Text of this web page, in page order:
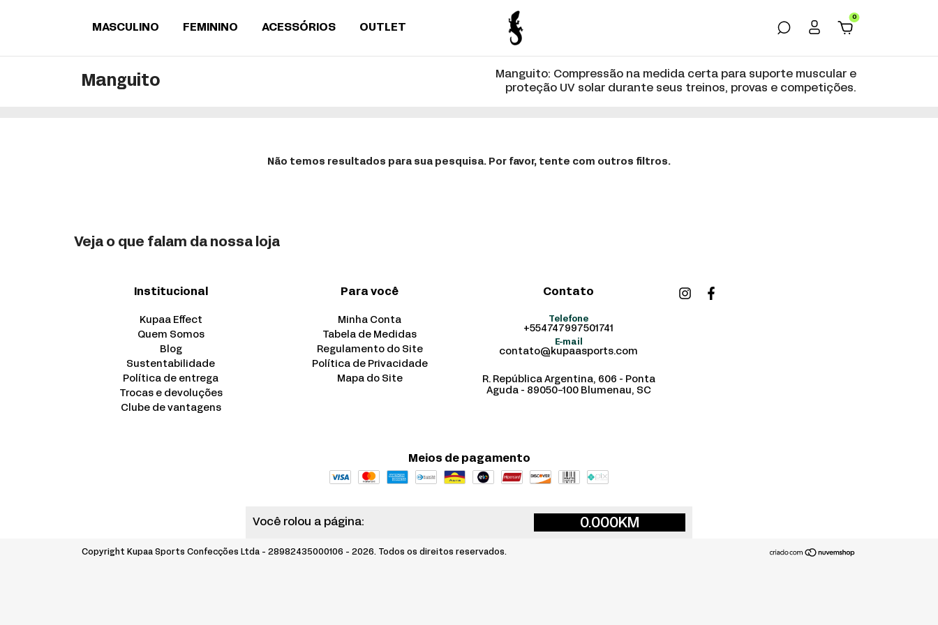
MASCULINO FEMININO ACESSÓRIOS OUTLET
0
Manguito
Manguito: Compressão na medida certa para suporte muscular e
proteção UV solar durante seus treinos, provas e competições.
Não temos resultados para sua pesquisa. Por favor, tente com outros filtros.
Veja o que falam da nossa loja
Institucional
Kupaa Effect
Quem Somos
Blog
Sustentabilidade
Política de entrega
Trocas e devoluções
Clube de vantagens
Para você
Minha Conta
Tabela de Medidas
Regulamento do Site
Política de Privacidade
Mapa do Site
Contato
Telefone
+554747997501741
E-mail
contato@kupaasports.com
R. República Argentina, 606 - Ponta
Aguda - 89050-100 Blumenau, SC
Meios de pagamento
Você rolou a página: 0.000KM
Copyright Kupaa Sports Confecções Ltda - 28982435000106 - 2026. Todos os direitos reservados.